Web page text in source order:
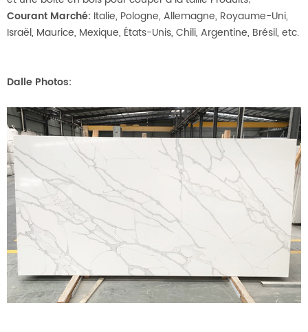
Courant Marché: Italie, Pologne, Allemagne, Royaume-Uni,
Israël, Maurice, Mexique, États-Unis, Chili, Argentine, Brésil, etc.
Dalle Photos: